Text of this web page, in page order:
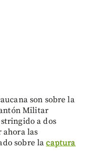
son sobre la
Militar
a dos
ahora las
sobre lacaptura